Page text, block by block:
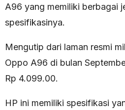
A96 yang memiliki berbagai
spesifikasinya.
Mengutip dari laman resmi
Oppo A96 di bulan
Rp 4.099.00.
HP ini memiliki spesifikasi